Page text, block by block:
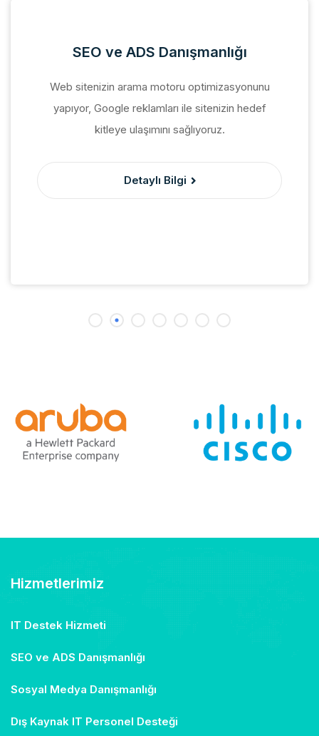
SEO ve ADS Danışmanlığı
Web sitenizin arama motoru optimizasyonunu
yapıyor, Google reklamları ile sitenizin hedef
kitleye ulaşımını sağlıyoruz.
Detaylı Bilgi
Hizmetlerimiz
IT Destek Hizmeti
SEO ve ADS Danışmanlığı
Sosyal Medya Danışmanlığı
Dış Kaynak IT Personel Desteği